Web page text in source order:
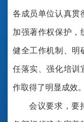
各成员单位认真贯
加强著作权保护，
健全工作机制、明
任落实、强化培训
作取得了明显成效。
会议要求，要